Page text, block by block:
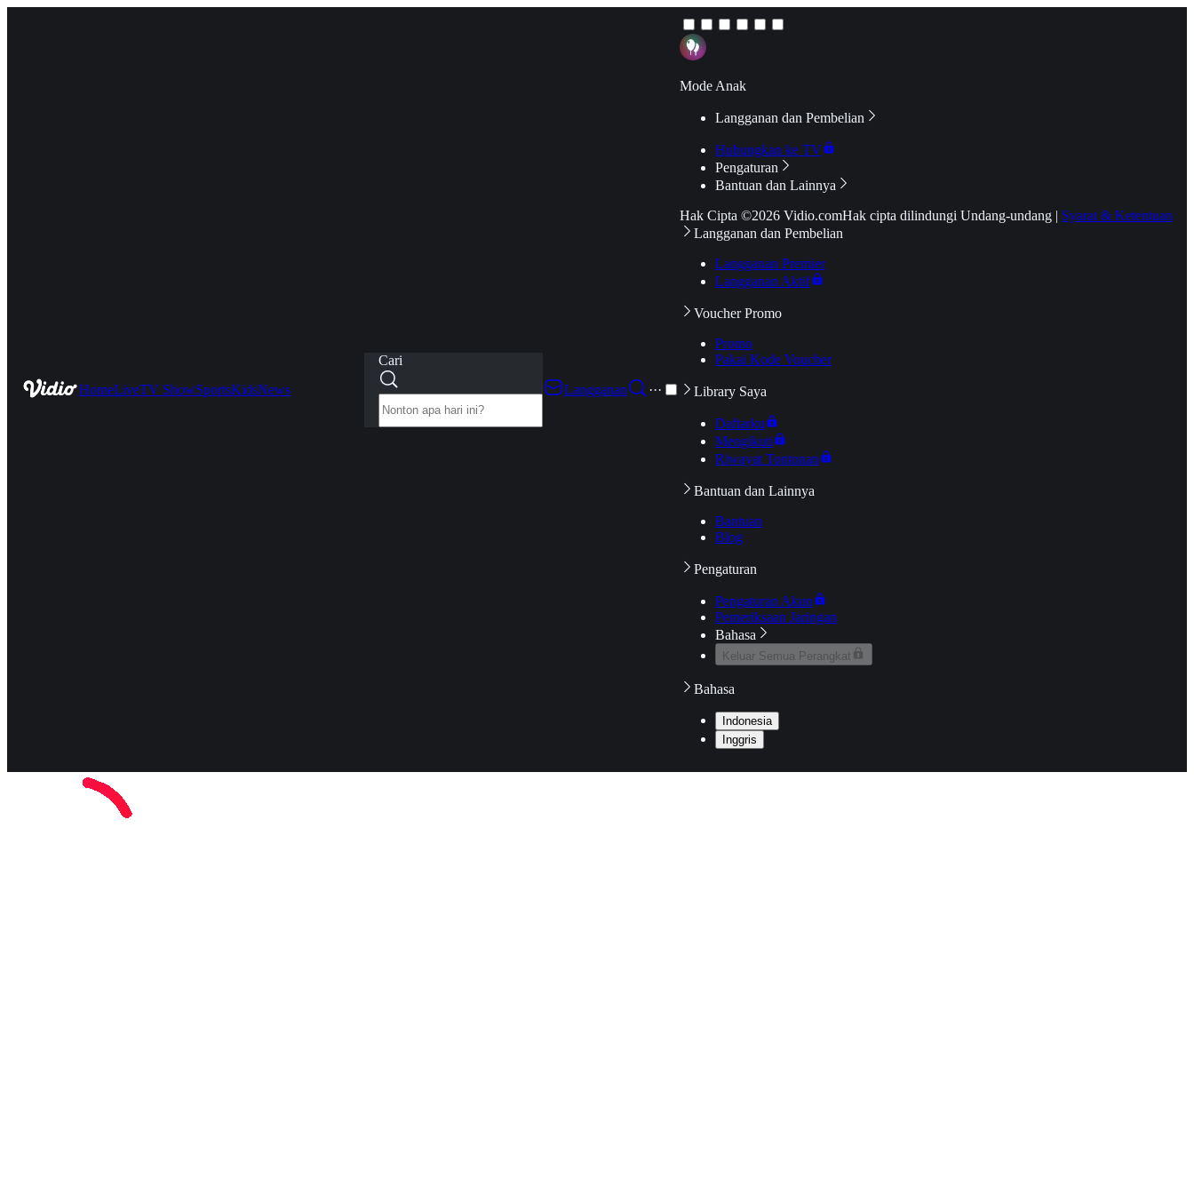
HomeLiveTV ShowSportsKidsNews
Cari
Langganan
···
Mode Anak
Langganan dan Pembelian
Hubungkan ke TV
Pengaturan
Bantuan dan Lainnya
Hak Cipta ©2026 Vidio.comHak cipta dilindungi Undang-undang | Syarat & Ketentuan
Langganan dan Pembelian
Langganan Premier
Langganan Aktif
Voucher Promo
Promo
Pakai Kode Voucher
Library Saya
Daftarku
Mengikuti
Riwayat Tontonan
Bantuan dan Lainnya
Bantuan
Blog
Pengaturan
Pengaturan Akun
Pemeriksaan Jaringan
Bahasa
Keluar Semua Perangkat
Bahasa
Indonesia
Inggris